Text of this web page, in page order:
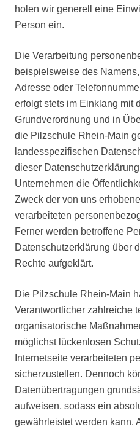
holen wir generell eine
Person ein.
Die Verarbeitung
beispielsweise des
Adresse oder
erfolgt stets im Einklang mit
Grundverordnung und in
die Pilzschule Rhein-Main
landesspezifischen
dieser
Unternehmen die
Zweck der von uns
verarbeiteten
Ferner werden betroffene
Datenschutzerklärung über
Rechte aufgeklärt.
Die Pilzschule Rhein-Main
Verantwortlicher zahlreiche
organisatorische
möglichst lückenlosen
Internetseite verarbeiteten
sicherzustellen. Dennoch
Datenübertragungen
aufweisen, sodass ein
gewährleistet werden kann.